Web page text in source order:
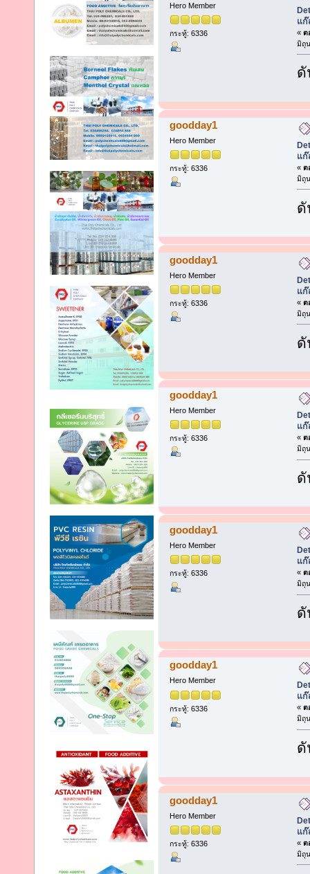
Hero Member
กระทู้: 6336
แก๊
« ต
มิถุ
ดั
goodday1
Hero Member
กระทู้: 6336
แก๊
« ต
มิถุ
ดั
goodday1
Hero Member
กระทู้: 6336
แก๊
« ต
มิถุ
ดั
goodday1
Hero Member
กระทู้: 6336
แก๊
« ต
มิถุ
ดั
goodday1
Hero Member
กระทู้: 6336
แก๊
« ต
มิถุ
ดั
goodday1
Hero Member
กระทู้: 6336
แก๊
« ต
มิถุ
ดั
goodday1
Hero Member
กระทู้: 6336
แก๊
« ต
มิถุ